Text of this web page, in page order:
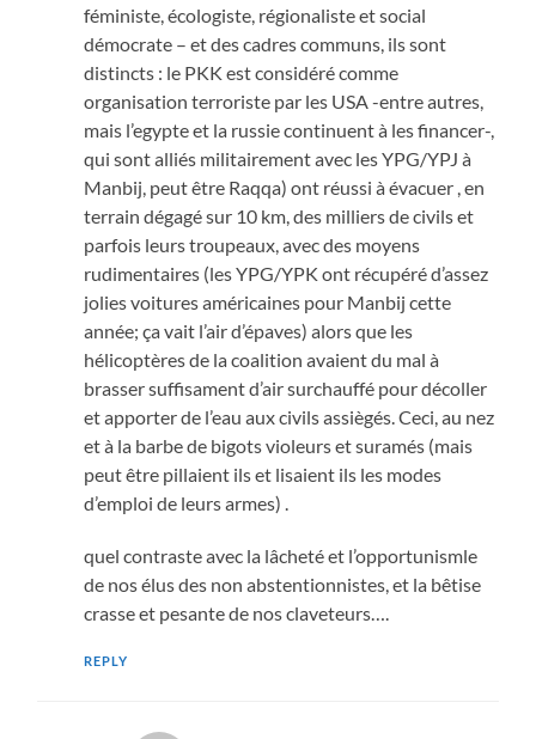
féministe, écologiste, régionaliste et social
démocrate – et des cadres communs, ils sont
distincts : le PKK est considéré comme
organisation terroriste par les USA -entre autres,
mais l’egypte et la russie continuent à les financer-,
qui sont alliés militairement avec les YPG/YPJ à
Manbij, peut être Raqqa) ont réussi à évacuer , en
terrain dégagé sur 10 km, des milliers de civils et
parfois leurs troupeaux, avec des moyens
rudimentaires (les YPG/YPK ont récupéré d’assez
jolies voitures américaines pour Manbij cette
année; ça vait l’air d’épaves) alors que les
hélicoptères de la coalition avaient du mal à
brasser suffisament d’air surchauffé pour décoller
et apporter de l’eau aux civils assiègés. Ceci, au nez
et à la barbe de bigots violeurs et suramés (mais
peut être pillaient ils et lisaient ils les modes
d’emploi de leurs armes) .
quel contraste avec la lâcheté et l’opportunismle
de nos élus des non abstentionnistes, et la bêtise
crasse et pesante de nos claveteurs….
REPLY